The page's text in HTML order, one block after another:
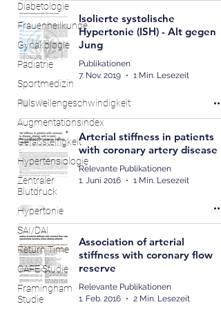
Diabetologie
Frauenheilkunde
Gynäkologie
Pädiatrie
Sportmedizin
Pulswellengeschwindigkeit
Augmentationsindex
Gefäßsteifigkeit
Hypertensiologie
Zentraler
Blutdruck
Hypertonie
SAI/DAI
Return Time
CAFE Studie
Framingham
Studie
Isolierte systolische
Hypertonie (ISH) - Alt gegen
Jung
Publikationen
7. Nov. 2019
1 Min. Lesezeit
Arterial stiffness in patients
with coronary artery disease
Relevante Publikationen
1. Juni 2016
1 Min. Lesezeit
Association of arterial
stiffness with coronary flow
reserve
Relevante Publikationen
1. Feb. 2016
2 Min. Lesezeit